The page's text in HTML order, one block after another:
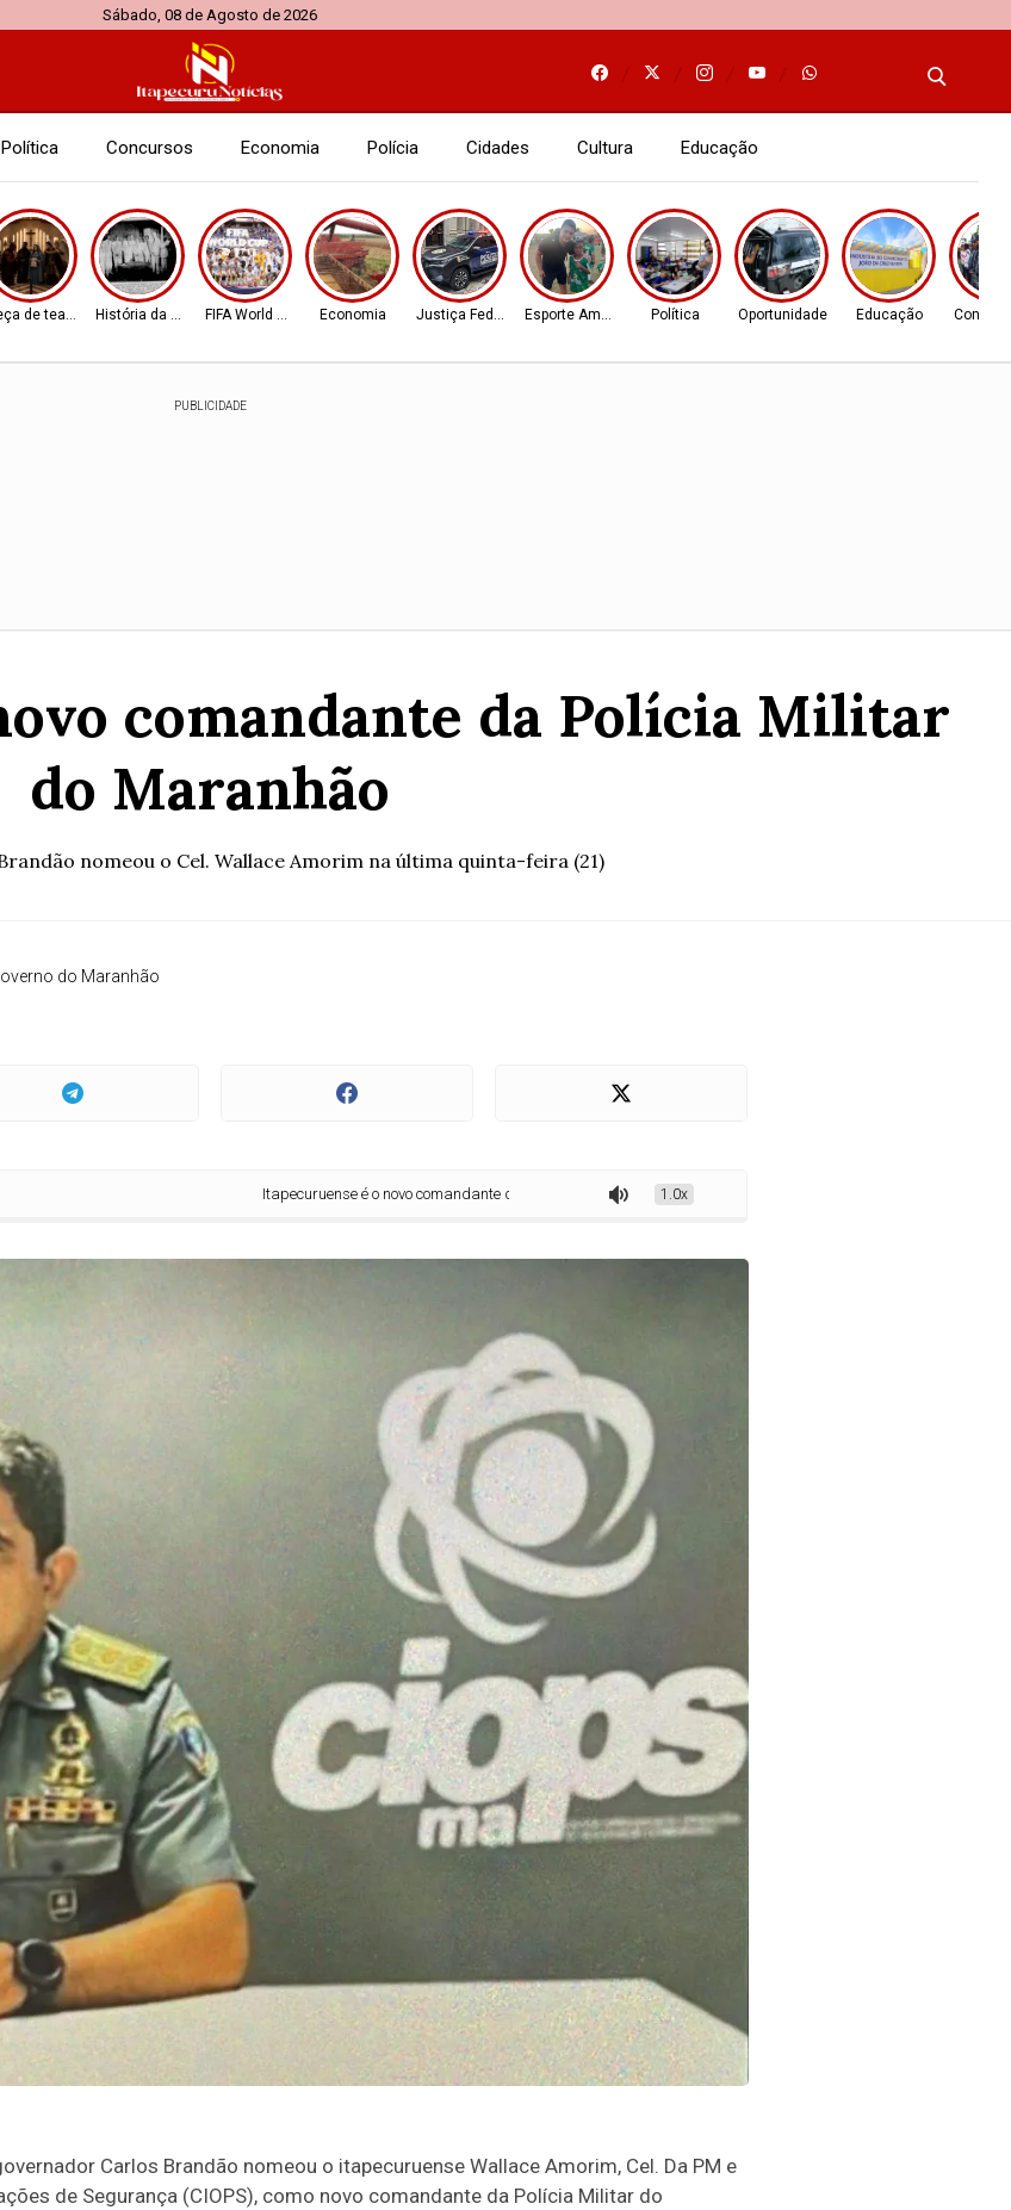
Sábado, 08 de Agosto de 2026
Política Concursos Economia Polícia Cidades Cultura Educação
de teatro História da CidadeFIFA World Cup 2026Economia Justiça Federal Esporte Amador Política Oportunidade Educação
PUBLICIDADE
comandante da Polícia Militar
do Maranhão
nomeou o Cel. Wallace Amorim na última quinta-feira (21)
do Maranhão
Itapecuruense é o novo comandante da Polícia Militar do Maranhão 1.0x
Carlos Brandão nomeou o itapecuruense Wallace Amorim, Cel. Da PM e
de Segurança (CIOPS), como novo comandante da Polícia Militar do